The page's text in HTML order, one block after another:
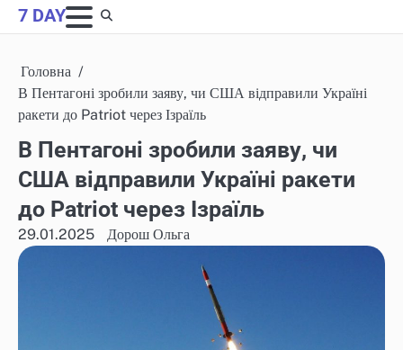
Skip
to
7 DAY
Головна
В Пентагоні зробили заяву, чи США відправили Україні
ракети до Patriot через Ізраїль
В Пентагоні зробили заяву, чи
США відправили Україні ракети
до Patriot через Ізраїль
29.01.2025 Дорош Ольга